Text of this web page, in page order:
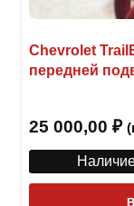
Chevrolet
передней
25 000,00 ₽